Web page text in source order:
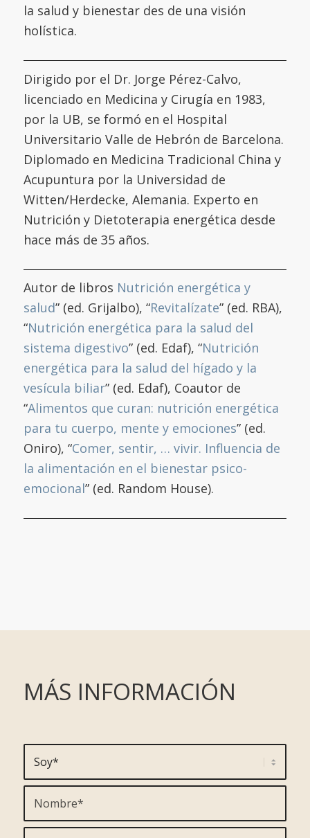
la salud y bienestar des de una visión
holística.
Dirigido por el Dr. Jorge Pérez-Calvo,
licenciado en Medicina y Cirugía en 1983,
por la UB, se formó en el Hospital
Universitario Valle de Hebrón de Barcelona.
Diplomado en Medicina Tradicional China y
Acupuntura por la Universidad de
Witten/Herdecke, Alemania. Experto en
Nutrición y Dietoterapia energética desde
hace más de 35 años.
Autor de libros Nutrición energética y
salud” (ed. Grijalbo), “Revitalízate” (ed. RBA),
“Nutrición energética para la salud del
sistema digestivo” (ed. Edaf), “Nutrición
energética para la salud del hígado y la
vesícula biliar” (ed. Edaf), Coautor de
“Alimentos que curan: nutrición energética
para tu cuerpo, mente y emociones” (ed.
Oniro), “Comer, sentir, … vivir. Influencia de
la alimentación en el bienestar psico-
emocional” (ed. Random House).
MÁS INFORMACIÓN